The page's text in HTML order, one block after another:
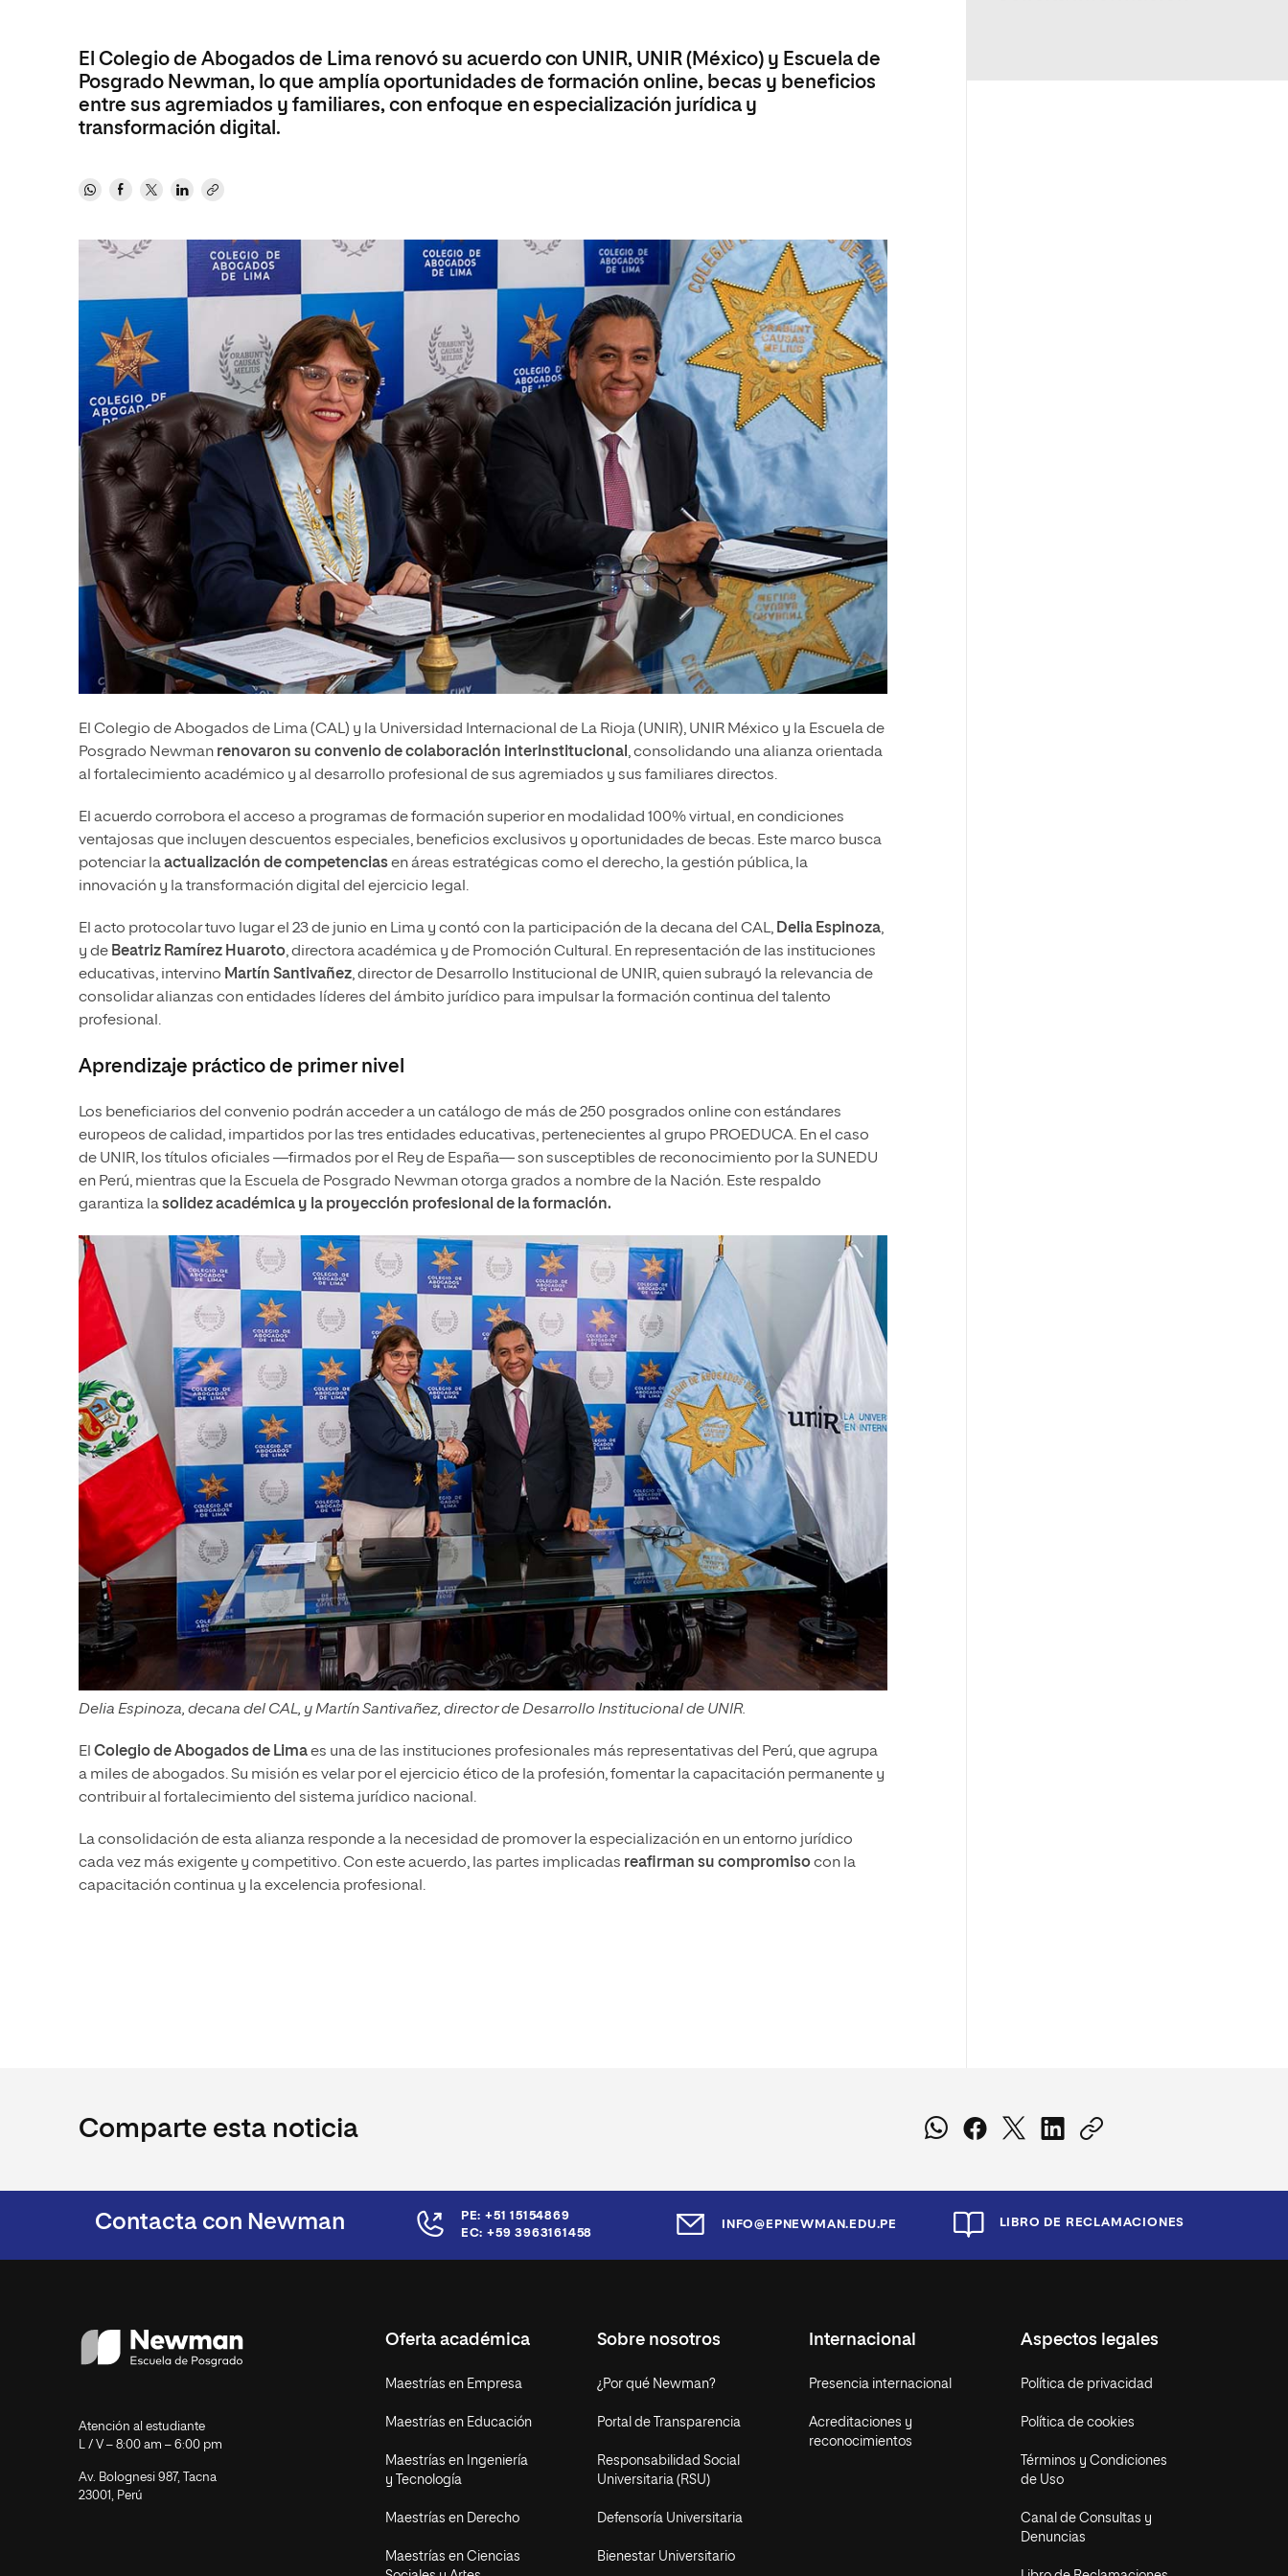
El Colegio de Abogados de Lima renovó su acuerdo con UNIR, UNIR (México) y Escuela de
Posgrado Newman, lo que amplía oportunidades de formación online, becas y beneficios
entre sus agremiados y familiares, con enfoque en especialización jurídica y
transformación digital.
El Colegio de Abogados de Lima (CAL) y la Universidad Internacional de La Rioja (UNIR), UNIR México y la Escuela de
Posgrado Newman renovaron su convenio de colaboración interinstitucional, consolidando una alianza orientada
al fortalecimiento académico y al desarrollo profesional de sus agremiados y sus familiares directos.
El acuerdo corrobora el acceso a programas de formación superior en modalidad 100% virtual, en condiciones
ventajosas que incluyen descuentos especiales, beneficios exclusivos y oportunidades de becas. Este marco busca
potenciar laactualización de competenciasen áreas estratégicas como el derecho, la gestión pública, la
innovación y la transformación digital del ejercicio legal.
El acto protocolar tuvo lugar el 23 de junio en Lima y contó con la participación de la decana del CAL, Delia Espinoza,
y de Beatriz Ramírez Huaroto, directora académica y de Promoción Cultural. En representación de las instituciones
educativas, intervino Martín Santivañez, director de Desarrollo Institucional de UNIR, quien subrayó la relevancia de
consolidar alianzas con entidades líderes del ámbito jurídico para impulsar la formación continua del talento
profesional.
Aprendizaje práctico de primer nivel
Los beneficiarios del convenio podrán acceder a un catálogo de más de 250 posgrados online con estándares
europeos de calidad, impartidos por las tres entidades educativas, pertenecientes al grupo PROEDUCA. En el caso
de UNIR, los títulos oficiales —firmados por el Rey de España— son susceptibles de reconocimiento por la SUNEDU
en Perú, mientras que la Escuela de Posgrado Newman otorga grados a nombre de la Nación. Este respaldo
garantiza lasolidez académica y la proyección profesional de la formación.
Delia Espinoza, decana del CAL, y Martín Santivañez, director de Desarrollo Institucional de UNIR.
El Colegio de Abogados de Limaes una de las instituciones profesionales más representativas del Perú, que agrupa
a miles de abogados. Su misión es velar por el ejercicio ético de la profesión, fomentar la capacitación permanente y
contribuir al fortalecimiento del sistema jurídico nacional.
La consolidación de esta alianza responde a la necesidad de promover la especialización en un entorno jurídico
cada vez más exigente y competitivo. Con este acuerdo, las partes implicadas reafirman su compromisocon la
capacitación continua y la excelencia profesional.
Comparte esta noticia
Contacta con Newman
PE: +51 15154869
EC: +59 3963161458
INFO@EPNEWMAN.EDU.PE LIBRO DE RECLAMACIONES
Atención al estudiante
L / V – 8:00 am – 6:00 pm
Av. Bolognesi 987, Tacna
23001, Perú
Oferta académica
Maestrías en Empresa
Maestrías en Educación
Maestrías en Ingeniería
y Tecnología
Maestrías en Derecho
Maestrías en Ciencias
Sobre nosotros
¿Por qué Newman?
Portal de Transparencia
Responsabilidad Social
Universitaria (RSU)
Defensoría Universitaria
Bienestar Universitario
Internacional
Presencia internacional
Acreditaciones y
reconocimientos
Aspectos legales
Política de privacidad
Política de cookies
Términos y Condiciones
de Uso
Canal de Consultas y
Denuncias